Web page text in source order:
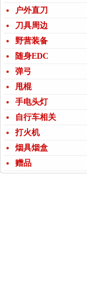
户外直刀
刀具周边
野营装备
随身EDC
弹弓
甩棍
手电头灯
自行车相关
打火机
烟具烟盒
赠品